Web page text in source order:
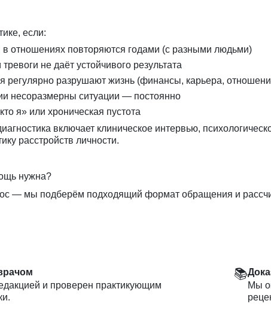
если:
отношениях повторяются годами (с разными людьми)
не даёт устойчивого результата
регулярно разрушают жизнь (финансы, карьера,
несоразмерны ситуации — постоянно
я» или хроническая пустота
включает клиническое интервью,
расстройств личности.
нужна?
— мы подберём подходящий формат обращения и
и проверен практикующим
📚
Мы